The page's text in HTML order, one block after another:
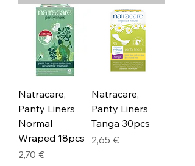
Natracare,
Panty Liners
Normal
Wraped 18pcs
Τιμή
2,70 €
Natracare,
Panty Liners
Tanga 30pcs
Τιμή
2,65 €